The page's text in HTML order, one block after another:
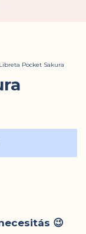
Libreta Pocket Sakura
😉